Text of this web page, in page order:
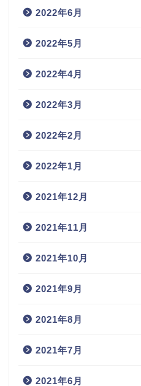
2022年6月
2022年5月
2022年4月
2022年3月
2022年2月
2022年1月
2021年12月
2021年11月
2021年10月
2021年9月
2021年8月
2021年7月
2021年6月